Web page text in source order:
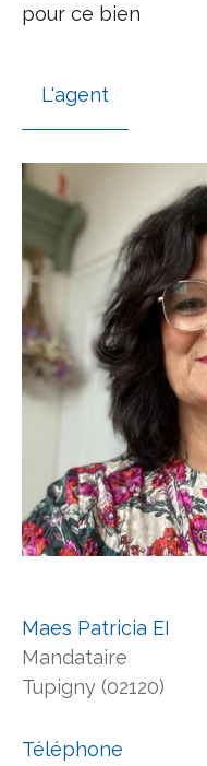
pour ce bien
L'agent
Maes Patricia EI
Mandataire
Tupigny (02120)
Téléphone